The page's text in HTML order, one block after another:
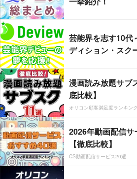
芸能界を志す10
ディション・スク
漫画読み放題サブ
底比較】
オリコン顧客満足度ランキン
2026年動画配信
【徹底比較】
CS動画配信サービス20選